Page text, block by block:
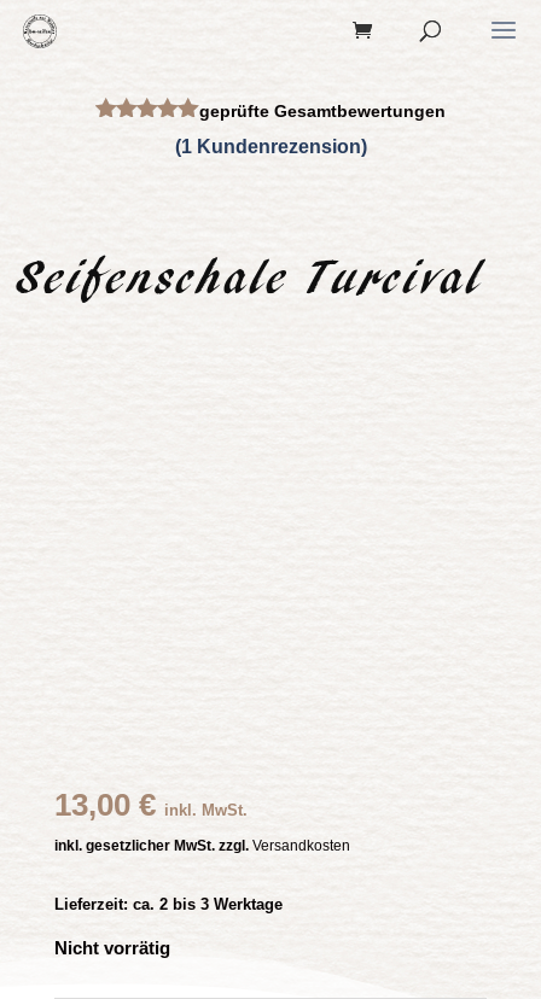
Bewertet
5.00
geprüfte Gesamtbewertungen
(1Kundenrezension)
Seifenschale Turcival
13,00 € inkl. MwSt.
inkl. gesetzlicher MwSt. zzgl. Versandkosten
Lieferzeit:ca. 2 bis 3 Werktage
Nicht vorrätig